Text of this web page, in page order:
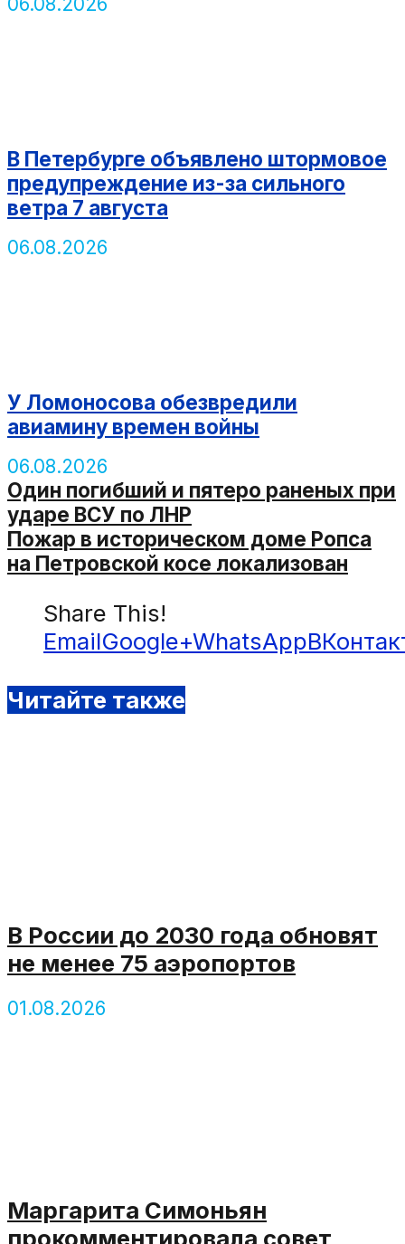
В Петербурге объявлено штормовое
предупреждение из-за сильного
ветра 7 августа
06.08.2026
У Ломоносова обезвредили
авиамину времен войны
06.08.2026
Один погибший и пятеро раненых при
ударе ВСУ по ЛНР
Пожар в историческом доме Ропса
на Петровской косе локализован
Share This!
EmailGoogle+WhatsApp
Читайте также
В России до 2030 года обновят
не менее 75 аэропортов
01.08.2026
Маргарита Симоньян
прокомментировала совет